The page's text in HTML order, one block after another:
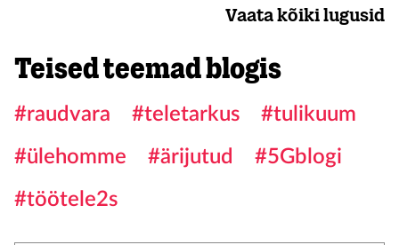
Vaata kõiki lugusid
Teised teemad blogis
#raudvara #teletarkus
#tulikuum
#ülehomme
#ärijutud
#5Gblogi
#töötele2s